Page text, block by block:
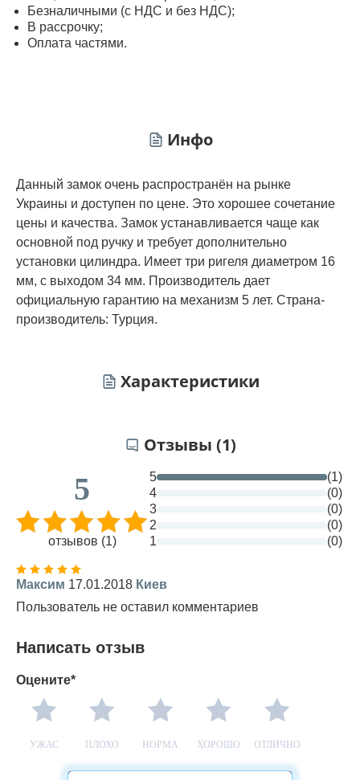
Безналичными (с НДС и без НДС);
В рассрочку;
Оплата частями.
Инфо
Данный замок очень распространён на рынке
Украины и доступен по цене. Это хорошее сочетание
цены и качества. Замок устанавливается чаще как
основной под ручку и требует дополнительно
установки цилиндра. Имеет три ригеля диаметром 16
мм, с выходом 34 мм. Производитель дает
официальную гарантию на механизм 5 лет. Страна-
производитель: Турция.
Характеристики
Отзывы (1)
5
отзывов (1)
5
(1)
4
(0)
3
(0)
2
(0)
1
(0)
Максим 17.01.2018 Киев
Пользователь не оставил комментариев
Написать отзыв
Оцените*
УЖАС ПЛОХО НОРМА ХОРОШО ОТЛИЧНО